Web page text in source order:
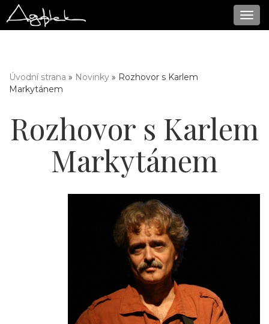
Jste zde
Úvodní strana » Novinky » Rozhovor s Karlem
Markytánem
Rozhovor s Karlem
Markytánem